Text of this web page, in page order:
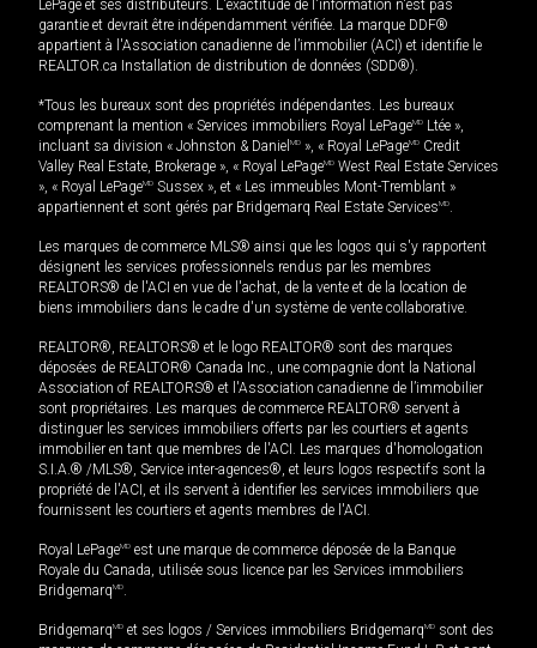
LePage et ses distributeurs. L'exactitude de l'information n'est pas
garantie et devrait être indépendamment vérifiée. La marque DDF®
appartient à l'Association canadienne de l’immobilier (ACI) et identifie le
REALTOR.ca Installation de distribution de données (SDD®).
*Tous les bureaux sont des propriétés indépendantes. Les bureaux
comprenant la mention « Services immobiliers Royal LePageMD Ltée »,
incluant sa division « Johnston & Daniel MD », « Royal LePageMD Credit
Valley Real Estate, Brokerage », « Royal LePageMD West Real Estate Services
», « Royal LePageMD Sussex », et « Les immeubles Mont-Tremblant »
appartiennent et sont gérés par Bridgemarq Real Estate ServicesMD.
Les marques de commerce MLS® ainsi que les logos qui s'y rapportent
désignent les services professionnels rendus par les membres
REALTORS® de l'ACI en vue de l'achat, de la vente et de la location de
biens immobiliers dans le cadre d'un système de vente collaborative.
REALTOR®, REALTORS® et le logo REALTOR® sont des marques
déposées de REALTOR® Canada Inc., une compagnie dont la National
Association of REALTORS® et l'Association canadienne de l’immobilier
sont propriétaires. Les marques de commerce REALTOR® servent à
distinguer les services immobiliers offerts par les courtiers et agents
immobilier en tant que membres de l'ACI. Les marques d'homologation
S.I.A.® /MLS®, Service inter-agences®, et leurs logos respectifs sont la
propriété de l'ACI, et ils servent à identifier les services immobiliers que
fournissent les courtiers et agents membres de l'ACI.
Royal LePageMD est une marque de commerce déposée de la Banque
Royale du Canada, utilisée sous licence par les Services immobiliers
BridgemarqMD.
BridgemarqMD et ses logos / Services immobiliers BridgemarqMD sont des